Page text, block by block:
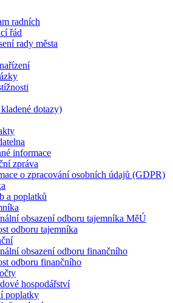
radních
řád
rady města
dotazy)
informace
zpráva
o zpracování osobních údajů (GDPR)
a poplatků
obsazení odboru tajemníka MěÚ
odboru tajemníka
obsazení odboru finančního
odboru finančního
hospodářství
poplatky